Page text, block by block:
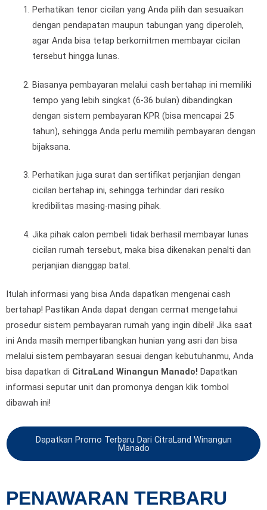
Perhatikan tenor cicilan yang Anda pilih dan sesuaikan
dengan pendapatan maupun tabungan yang diperoleh,
agar Anda bisa tetap berkomitmen membayar cicilan
tersebut hingga lunas.
Biasanya pembayaran melalui cash bertahap ini memiliki
tempo yang lebih singkat (6-36 bulan) dibandingkan
dengan sistem pembayaran KPR (bisa mencapai 25
tahun), sehingga Anda perlu memilih pembayaran dengan
bijaksana.
Perhatikan juga surat dan sertifikat perjanjian dengan
cicilan bertahap ini, sehingga terhindar dari resiko
kredibilitas masing-masing pihak.
Jika pihak calon pembeli tidak berhasil membayar lunas
cicilan rumah tersebut, maka bisa dikenakan penalti dan
perjanjian dianggap batal.
Itulah informasi yang bisa Anda dapatkan mengenai cash
bertahap! Pastikan Anda dapat dengan cermat mengetahui
prosedur sistem pembayaran rumah yang ingin dibeli! Jika saat
ini Anda masih mempertibangkan hunian yang asri dan bisa
melalui sistem pembayaran sesuai dengan kebutuhanmu, Anda
bisa dapatkan di CitraLand Winangun Manado! Dapatkan
informasi seputar unit dan promonya dengan klik tombol
dibawah ini!
Dapatkan Promo Terbaru Dari CitraLand Winangun
Manado
PENAWARAN TERBARU